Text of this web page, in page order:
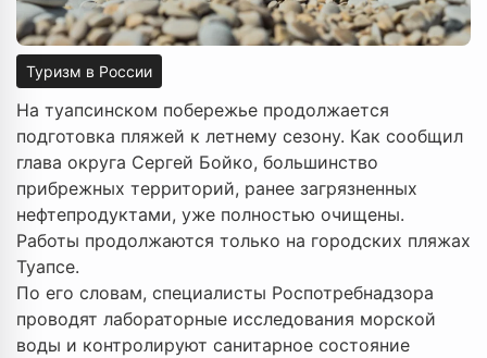
Туризм в России
На туапсинском побережье продолжается
подготовка пляжей к летнему сезону. Как сообщил
глава округа Сергей Бойко, большинство
прибрежных территорий, ранее загрязненных
нефтепродуктами, уже полностью очищены.
Работы продолжаются только на городских пляжах
Туапсе.
По его словам, специалисты Роспотребнадзора
проводят лабораторные исследования морской
воды и контролируют санитарное состояние